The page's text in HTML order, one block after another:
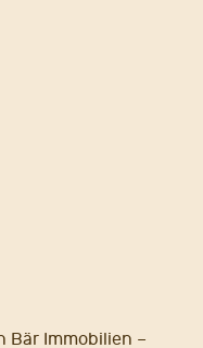
Bär Immobilien –